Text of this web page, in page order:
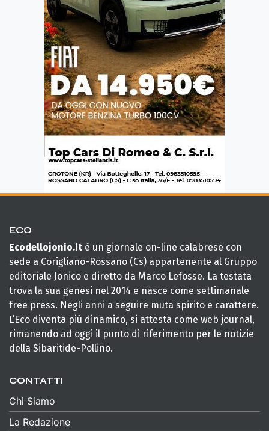
ECO
Ecodellojonio.it è un giornale on-line calabrese con
sede a Corigliano-Rossano (Cs) appartenente al Gruppo
editoriale Jonico e diretto da Marco Lefosse. La testata
trova la sua genesi nel 2014 e nasce come settimanale
free press. Negli anni a seguire muta spirito e carattere.
L’Eco diventa più dinamico, si attesta come web journal,
rimanendo ad oggi il punto di riferimento per le notizie
della Sibaritide-Pollino.
CONTATTI
Chi Siamo
La Redazione